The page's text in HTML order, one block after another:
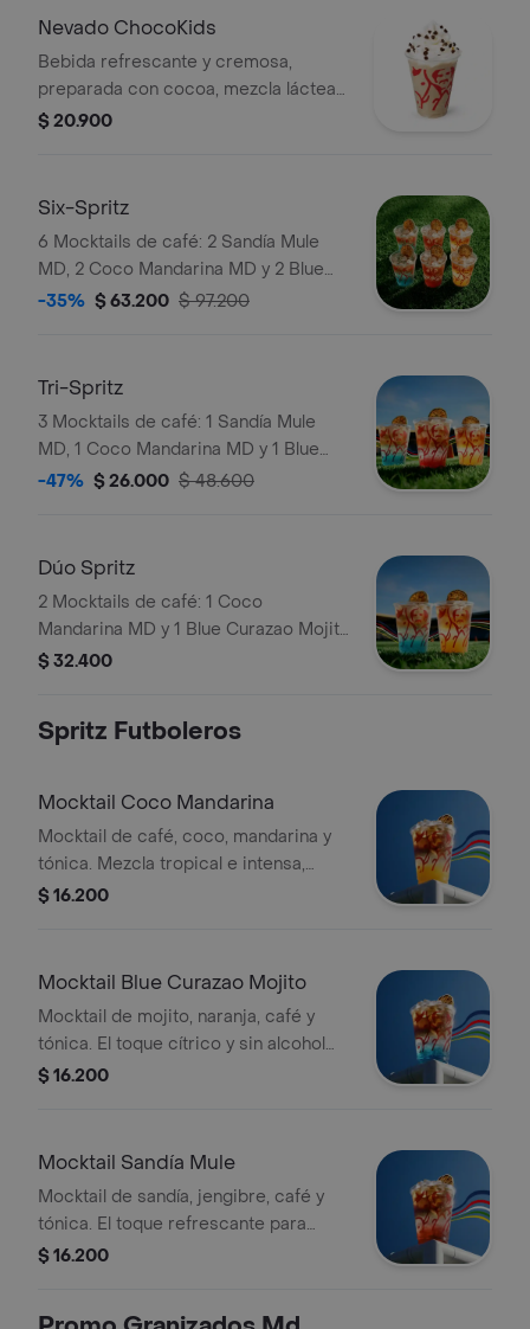
Nevado ChocoKids
Bebida refrescante y cremosa,
preparada con cocoa, mezcla láctea
reducida en azúcar, decorada con
$ 20.900
Six-Spritz
6 Mocktails de café: 2 Sandía Mule
MD, 2 Coco Mandarina MD y 2 Blue
Curazao Mojito MD. Elígelas con soda
-35% $ 63.200 $ 97.200
Tri-Spritz
3 Mocktails de café: 1 Sandía Mule
MD, 1 Coco Mandarina MD y 1 Blue
Curazao Mojito MD. Elígelas con soda
-47% $ 26.000 $ 48.600
Dúo Spritz
2 Mocktails de café: 1 Coco
Mandarina MD y 1 Blue Curazao Mojito
MD. Personalízalas pidiéndolas con
$ 32.400
Spritz Futboleros
Mocktail Coco Mandarina
Mocktail de café, coco, mandarina y
tónica. Mezcla tropical e intensa,
perfecta para disfrutar el fútbol con
$ 16.200
Mocktail Blue Curazao Mojito
Mocktail de mojito, naranja, café y
tónica. El toque cítrico y sin alcohol
para vivir el fútbol con calma y
$ 16.200
Mocktail Sandía Mule
Mocktail de sandía, jengibre, café y
tónica. El toque refrescante para
calmar la tensión del partido y gritar
$ 16.200